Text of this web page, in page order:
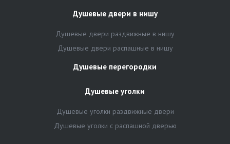
Душевые двери в нишу
Душевые двери раздвижные в нишу
Душевые двери распашные в нишу
Душевые перегородки
Душевые уголки
Душевые уголки раздвижные двери
Душевые уголки с распашной дверью